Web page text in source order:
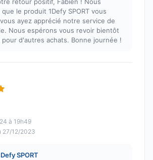
le produit 1Defy SPORT vous
ayez apprécié notre service de
Nous espérons vous revoir bientôt
d'autres achats. Bonne journée !
5
à 19h49
27/12/2023
SPORT